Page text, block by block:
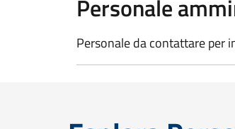
Personale
Personale da contattare per